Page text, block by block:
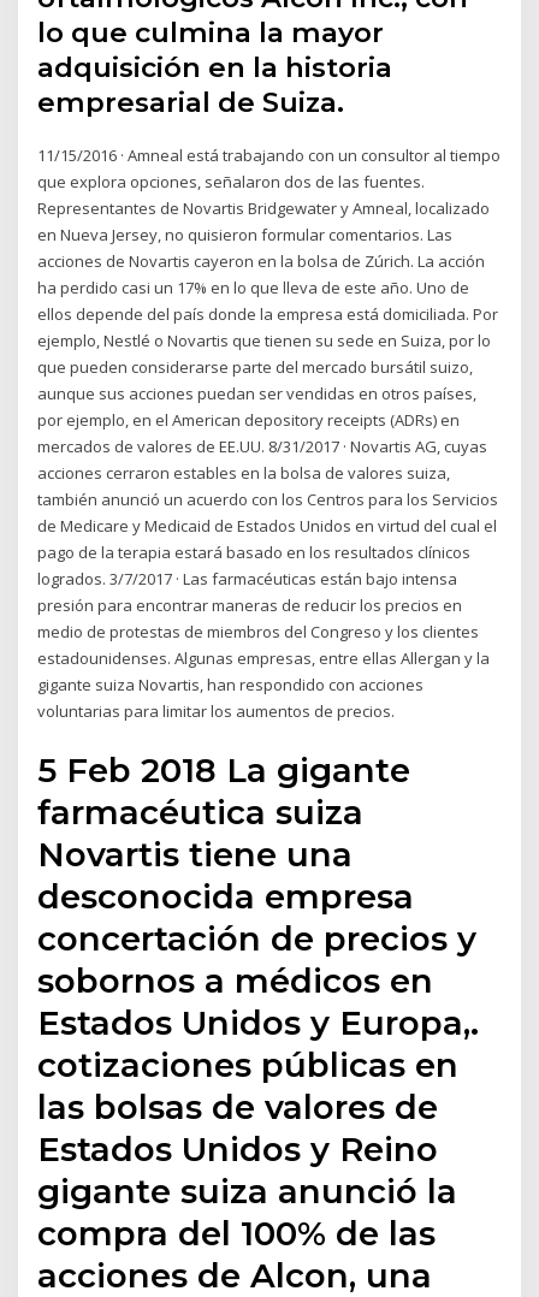
lo que culmina la mayor
adquisición en la historia
empresarial de Suiza.
11/15/2016 · Amneal está trabajando con un consultor al tiempo
que explora opciones, señalaron dos de las fuentes.
Representantes de Novartis Bridgewater y Amneal, localizado
en Nueva Jersey, no quisieron formular comentarios. Las
acciones de Novartis cayeron en la bolsa de Zúrich. La acción
ha perdido casi un 17% en lo que lleva de este año. Uno de
ellos depende del país donde la empresa está domiciliada. Por
ejemplo, Nestlé o Novartis que tienen su sede en Suiza, por lo
que pueden considerarse parte del mercado bursátil suizo,
aunque sus acciones puedan ser vendidas en otros países,
por ejemplo, en el American depository receipts (ADRs) en
mercados de valores de EE.UU. 8/31/2017 · Novartis AG, cuyas
acciones cerraron estables en la bolsa de valores suiza,
también anunció un acuerdo con los Centros para los Servicios
de Medicare y Medicaid de Estados Unidos en virtud del cual el
pago de la terapia estará basado en los resultados clínicos
logrados. 3/7/2017 · Las farmacéuticas están bajo intensa
presión para encontrar maneras de reducir los precios en
medio de protestas de miembros del Congreso y los clientes
estadounidenses. Algunas empresas, entre ellas Allergan y la
gigante suiza Novartis, han respondido con acciones
voluntarias para limitar los aumentos de precios.
5 Feb 2018 La gigante
farmacéutica suiza
Novartis tiene una
desconocida empresa
concertación de precios y
sobornos a médicos en
Estados Unidos y Europa,.
cotizaciones públicas en
las bolsas de valores de
Estados Unidos y Reino
gigante suiza anunció la
compra del 100% de las
acciones de Alcon, una